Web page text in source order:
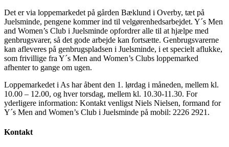
Det er via loppemarkedet på gården Bæklund i Overby, tæt på
Juelsminde, pengene kommer ind til velgørenhedsarbejdet. Y´s Men
and Women’s Club i Juelsminde opfordrer alle til at hjælpe med
genbrugsvarer, så det gode arbejde kan fortsætte. Genbrugsvarerne
kan afleveres på genbrugspladsen i Juelsminde, i et specielt aflukke,
som frivillige fra Y´s Men and Women’s Clubs loppemarked
afhenter to gange om ugen.
Loppemarkedet i As har åbent den 1. lørdag i måneden, mellem kl.
10.00 – 12.00, og hver torsdag, mellem kl. 10.30-11.30. For
yderligere information: Kontakt venligst Niels Nielsen, formand for
Y´s Men and Women’s Club i Juelsminde på mobil: 2226 2921.
Kontakt